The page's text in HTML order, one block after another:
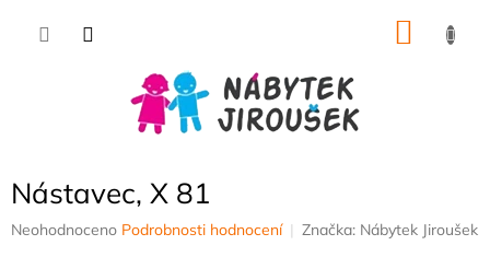
Nástavec, X 81
Průměrné
Neohodnoceno Podrobnosti hodnocení Značka: Nábytek Jiroušek